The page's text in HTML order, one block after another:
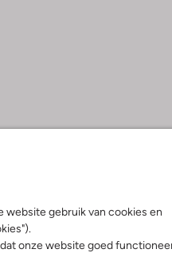
website gebruik van cookies en
onze website goed